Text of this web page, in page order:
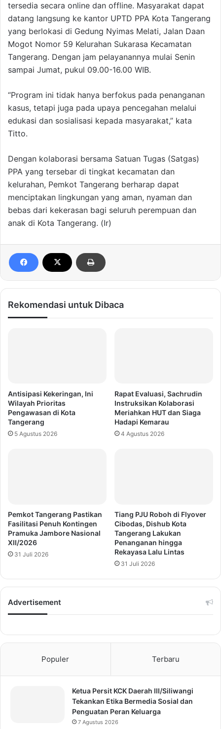
tersedia secara online dan offline. Masyarakat dapat
datang langsung ke kantor UPTD PPA Kota Tangerang
yang berlokasi di Gedung Nyimas Melati, Jalan Daan
Mogot Nomor 59 Kelurahan Sukarasa Kecamatan
Tangerang. Dengan jam pelayanannya mulai Senin
sampai Jumat, pukul 09.00-16.00 WIB.
“Program ini tidak hanya berfokus pada penanganan
kasus, tetapi juga pada upaya pencegahan melalui
edukasi dan sosialisasi kepada masyarakat,” kata
Titto.
Dengan kolaborasi bersama Satuan Tugas (Satgas)
PPA yang tersebar di tingkat kecamatan dan
kelurahan, Pemkot Tangerang berharap dapat
menciptakan lingkungan yang aman, nyaman dan
bebas dari kekerasan bagi seluruh perempuan dan
anak di Kota Tangerang. (Ir)
Rekomendasi untuk Dibaca
Antisipasi Kekeringan, Ini
Wilayah Prioritas
Pengawasan di Kota
Tangerang
5 Agustus 2026
Rapat Evaluasi, Sachrudin
Instruksikan Kolaborasi
Meriahkan HUT dan Siaga
Hadapi Kemarau
4 Agustus 2026
Pemkot Tangerang Pastikan
Fasilitasi Penuh Kontingen
Pramuka Jambore Nasional
XII/2026
31 Juli 2026
Tiang PJU Roboh di Flyover
Cibodas, Dishub Kota
Tangerang Lakukan
Penanganan hingga
Rekayasa Lalu Lintas
31 Juli 2026
Advertisement
Populer Terbaru
Ketua Persit KCK Daerah III/Siliwangi
Tekankan Etika Bermedia Sosial dan
Penguatan Peran Keluarga
7 Agustus 2026